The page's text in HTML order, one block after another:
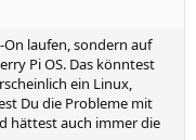
laufen, sondern auf
Pi OS. Das könntest
ein Linux,
Du die Probleme mit
hättest auch immer die